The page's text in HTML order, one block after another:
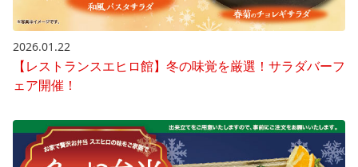
2026.01.22
【レストランスエヒロ館】冬の味覚を厳選！サラダバーフ
ェア開催！